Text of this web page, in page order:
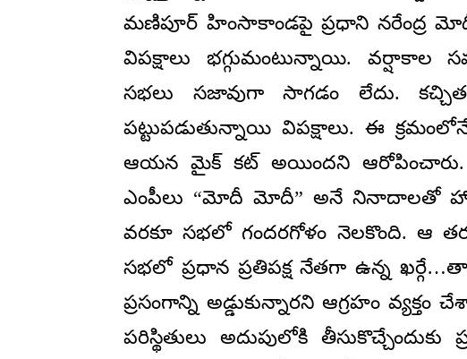
మణిపూర్ హింసాకాండపై ప్రధాని నరేంద్ర
విపక్షాలు భగ్గుమంటున్నాయి. వర్షాకాల
సభలు సజావుగా సాగడం లేదు.
పట్టుపడుతున్నాయి విపక్షాలు. ఈ
ఆయన మైక్ కట్ అయిందని ఆరోపించారు.
ఎంపీలు “మోదీ మోదీ” అనే నినాదాలతో
వరకూ సభలో గందరగోళం నెలకొంది. ఆ
సభలో ప్రధాన ప్రతిపక్ష నేతగా ఉన్న
ప్రసంగాన్ని అడ్డుకున్నారని ఆగ్రహం
పరిస్థితులు అదుపులోకి